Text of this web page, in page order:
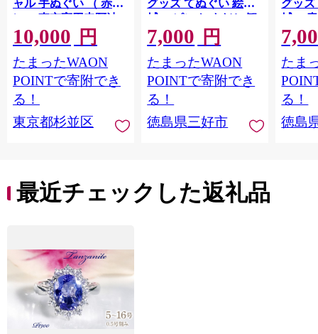
ャル 手ぬぐい （ 赤
）・ 東京高円寺阿波
おどりオフィシャル
ショッパーバッグ セ
ット 【2026年版】 描
き下ろし 書き下ろし
限定デザイン アート
ワーク オリジナルグ
ッズ
10,000 円
たまったWAON
POINTで寄附でき
る！
東京都杉並区
グッズ てぬぐい 絵手
拭い ピンク すだち 観
光 景色 かずら橋 落合
集落 古民家 大歩危峡
百年蔵 阿波池田たば
こ資料館 阿波池田本
町通り いけだ阿波お
どり お土産 日用品 フ
ァッション おしゃれ
7,000 円
たまったWAON
POINTで寄附でき
る！
徳島県三好市
グッ
拭い
色 か
古民家
蔵 阿
料館
り い
お土産
ション
たま
る！
徳島
最近チェックした返礼品